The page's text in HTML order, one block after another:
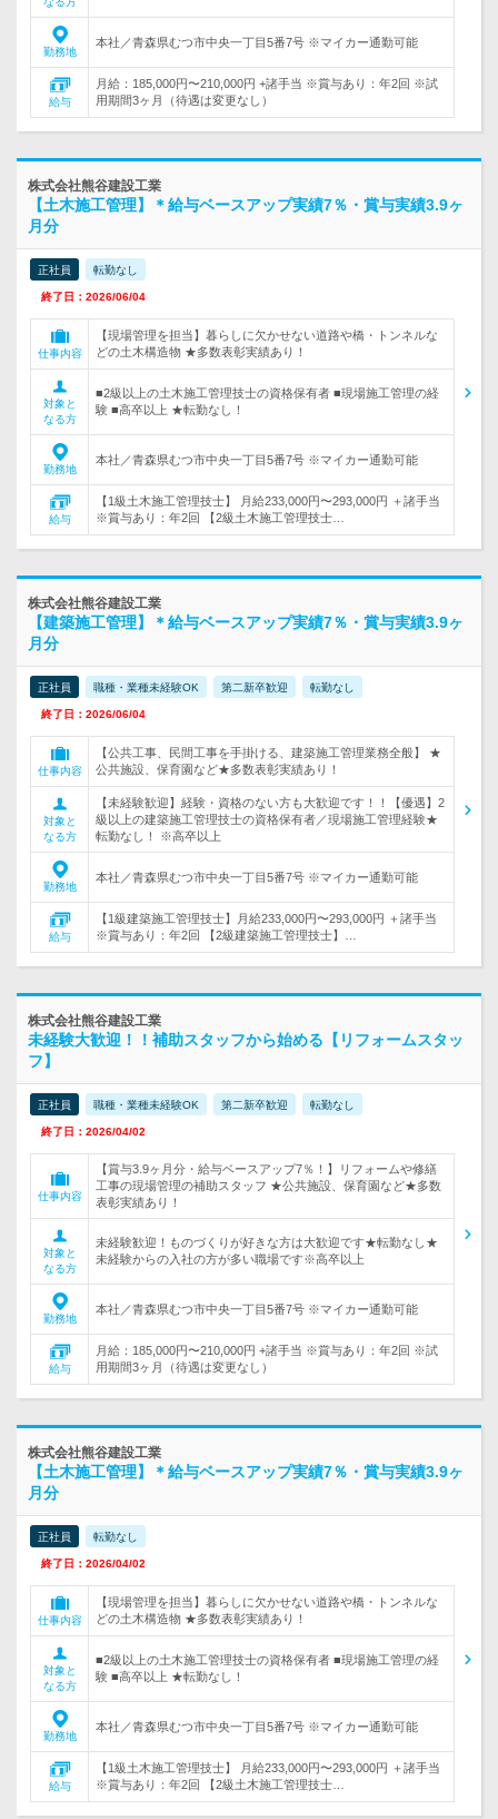
勤務地
本社／青森県むつ市中央一丁目5番7号 ※マイカー通勤可能
給与
月給：185,000円〜210,000円 +諸手当 ※賞与あり：年2回 ※試
用期間3ヶ月（待遇は変更なし）
株式会社熊谷建設工業
【土木施工管理】＊給与ベースアップ実績7％・賞与実績3.9ヶ
月分
正社員 転勤なし
終了日：2026/06/04
仕事内容
【現場管理を担当】暮らしに欠かせない道路や橋・トンネルな
どの土木構造物 ★多数表彰実績あり！
対象と
なる方
■2級以上の土木施工管理技士の資格保有者 ■現場施工管理の経
験 ■高卒以上 ★転勤なし！
勤務地
本社／青森県むつ市中央一丁目5番7号 ※マイカー通勤可能
給与
【1級土木施工管理技士】 月給233,000円〜293,000円 ＋諸手当
※賞与あり：年2回 【2級土木施工管理技士…
株式会社熊谷建設工業
【建築施工管理】＊給与ベースアップ実績7％・賞与実績3.9ヶ
月分
正社員 職種・業種未経験OK 第二新卒歓迎 転勤なし
終了日：2026/06/04
仕事内容
【公共工事、民間工事を手掛ける、建築施工管理業務全般】 ★
公共施設、保育園など★多数表彰実績あり！
対象と
なる方
【未経験歓迎】経験・資格のない方も大歓迎です！！【優遇】2
級以上の建築施工管理技士の資格保有者／現場施工管理経験★
転勤なし！ ※高卒以上
勤務地
本社／青森県むつ市中央一丁目5番7号 ※マイカー通勤可能
給与
【1級建築施工管理技士】月給233,000円〜293,000円 ＋諸手当
※賞与あり：年2回 【2級建築施工管理技士】…
株式会社熊谷建設工業
未経験大歓迎！！補助スタッフから始める【リフォームスタッ
フ】
正社員 職種・業種未経験OK 第二新卒歓迎 転勤なし
終了日：2026/04/02
仕事内容
【賞与3.9ヶ月分・給与ベースアップ7％！】リフォームや修繕
工事の現場管理の補助スタッフ ★公共施設、保育園など★多数
表彰実績あり！
対象と
なる方
未経験歓迎！ものづくりが好きな方は大歓迎です★転勤なし★
未経験からの入社の方が多い職場です※高卒以上
勤務地
本社／青森県むつ市中央一丁目5番7号 ※マイカー通勤可能
給与
月給：185,000円〜210,000円 +諸手当 ※賞与あり：年2回 ※試
用期間3ヶ月（待遇は変更なし）
株式会社熊谷建設工業
【土木施工管理】＊給与ベースアップ実績7％・賞与実績3.9ヶ
月分
正社員 転勤なし
終了日：2026/04/02
仕事内容
【現場管理を担当】暮らしに欠かせない道路や橋・トンネルな
どの土木構造物 ★多数表彰実績あり！
対象と
なる方
■2級以上の土木施工管理技士の資格保有者 ■現場施工管理の経
験 ■高卒以上 ★転勤なし！
勤務地
本社／青森県むつ市中央一丁目5番7号 ※マイカー通勤可能
給与
【1級土木施工管理技士】 月給233,000円〜293,000円 ＋諸手当
※賞与あり：年2回 【2級土木施工管理技士…